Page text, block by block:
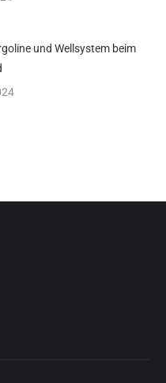
und Wellsystem beim